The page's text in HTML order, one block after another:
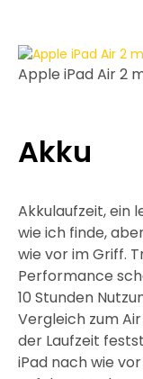
Apple iPad Air 2
Akku
Akkulaufzeit, ein
wie ich finde,
wie vor im Griff.
Performance
10 Stunden
Vergleich zum
der Laufzeit
iPad nach wie